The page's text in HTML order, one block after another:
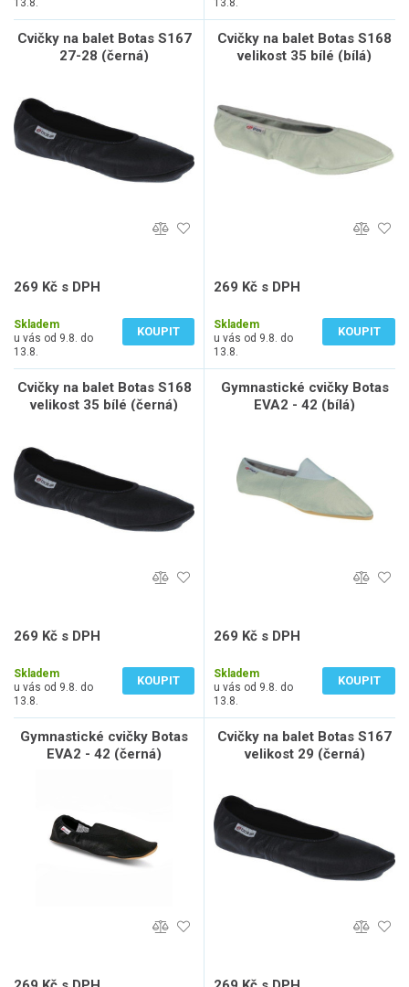
13.8.
13.8.
Cvičky na balet Botas S167
27-28 (černá)
269 Kč s DPH
Skladem
u vás od 9.8. do
13.8.
KOUPIT
Cvičky na balet Botas S168
velikost 35 bílé (bílá)
269 Kč s DPH
Skladem
u vás od 9.8. do
13.8.
KOUPIT
Cvičky na balet Botas S168
velikost 35 bílé (černá)
269 Kč s DPH
Skladem
u vás od 9.8. do
13.8.
KOUPIT
Gymnastické cvičky Botas
EVA2 - 42 (bílá)
269 Kč s DPH
Skladem
u vás od 9.8. do
13.8.
KOUPIT
Gymnastické cvičky Botas
EVA2 - 42 (černá)
Cvičky na balet Botas S167
velikost 29 (černá)